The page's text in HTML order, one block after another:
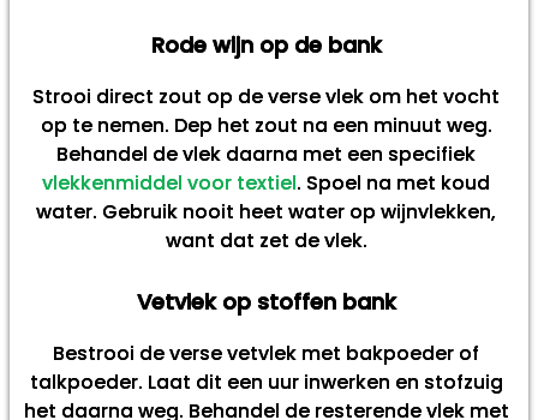
Rode wijn op de bank
Strooi direct zout op de verse vlek om het vocht
op te nemen. Dep het zout na een minuut weg.
Behandel de vlek daarna met een specifiek
vlekkenmiddel voor textiel. Spoel na met koud
water. Gebruik nooit heet water op wijnvlekken,
want dat zet de vlek.
Vetvlek op stoffen bank
Bestrooi de verse vetvlek met bakpoeder of
talkpoeder. Laat dit een uur inwerken en stofzuig
het daarna weg. Behandel de resterende vlek met